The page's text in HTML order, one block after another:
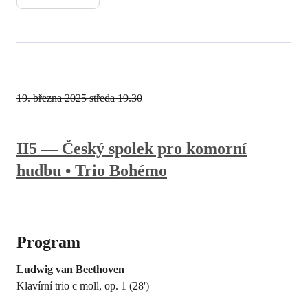
II5 — Český spolek pro komorní
hudbu • Trio Bohémo
Program
Ludwig van Beethoven
Klavírní trio c moll, op. 1 (28')
19. března 2025 středa 19.30